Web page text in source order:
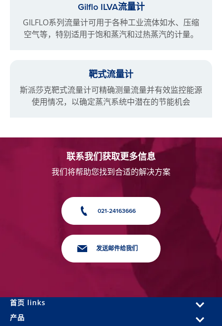
Gilflo ILVA流量计
GILFLO系列流量计可用于各种工业流体如水、压缩
空气等，特别适用于饱和蒸汽和过热蒸汽的计量。
靶式流量计
斯派莎克靶式流量计可精确测量流量并有效监控能源
使用情况，以确定蒸汽系统中潜在的节能机会
联系我们获取更多信息
我们将帮助您找到合适的解决方案
021-24163666
发送邮件给我们
首页 links
产品